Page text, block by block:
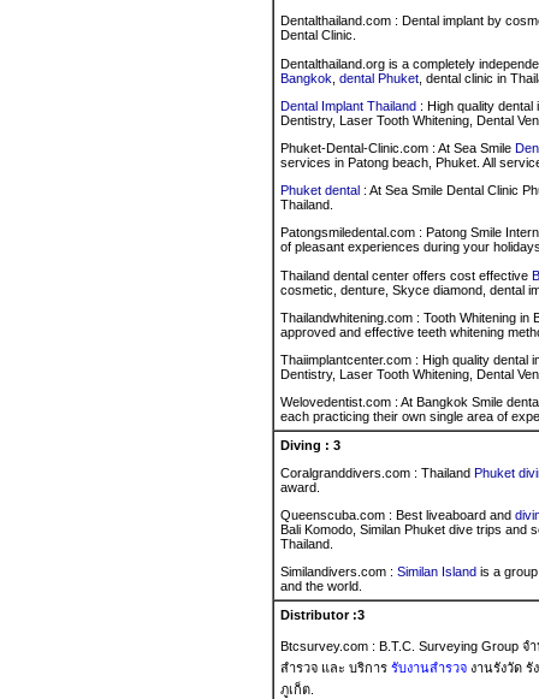
Dentalthailand.com : Dental implant by
Dental Clinic.
Dentalthailand.org is a completely
Bangkok dental Phuket , dental clinic in
Dental Implant Thailand : High quality
Dentistry, Laser Tooth Whitening, Dental
Phuket-Dental-Clinic.com : At Sea Smile
services in Patong beach, Phuket. All
Phuket dental : At Sea Smile Dental Clinic
Thailand.
Patongsmiledental.com : Patong Smile
of pleasant experiences during your
Thailand dental center offers cost effective
cosmetic, denture, Skyce diamond, dental
Thailandwhitening.com : Tooth Whitening
approved and effective teeth whitening
Thaiimplantcenter.com : High quality dental
Dentistry, Laser Tooth Whitening, Dental
Welovedentist.com : At Bangkok Smile
each practicing their own single area of
Diving : 3
Coralgranddivers.com : Thailand Phuket
award.
Queenscuba.com : Best liveaboard and
Bali Komodo, Similan Phuket dive trips and
Thailand.
Similandivers.com : Similan Island is a
and the world.
Distributor :3
Btcsurvey.com : B.T.C. Surveying Group
สำรวจ และ บริการ รับงานสำรวจ งานรังวัด
ภูเก็ต.